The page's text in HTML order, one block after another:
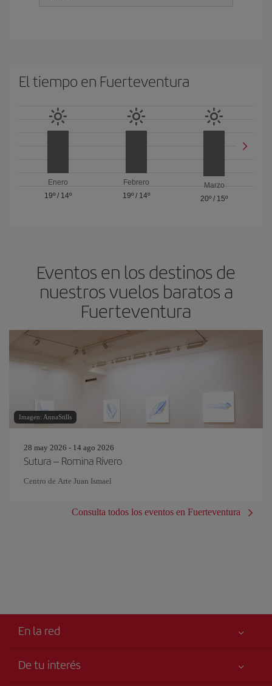
El tiempo en Fuerteventura
Enero
19º/ 14º
Febrero
19º/ 14º
Marzo
20º / 15º
Eventos en los destinos de
nuestros vuelos baratos a
Fuerteventura
Imagen: AnnaStills
28 may 2026 - 14 ago 2026
Sutura – Romina Rivero
Centro de Arte Juan Ismael
Consulta todos los eventos en Fuerteventura
En la red
De tu interés